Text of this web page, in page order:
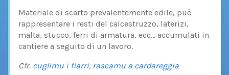
Materiale di scarto prevalentemente edile, può
rappresentare i resti del calcestruzzo, laterizi,
malta, stucco, ferri di armatura, ecc... accumulati in
cantiere a seguito di un lavoro.
Cfr. cuglimu i fiarri, rascamu a cardareggia